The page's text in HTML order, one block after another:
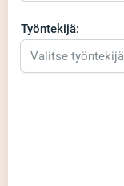
Työntekijä:
Valitse työntekijä